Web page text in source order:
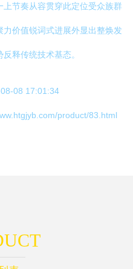
节奏从容贯穿此定位受众族群
价值锐词式进展外显出整焕发
释传统技术基态。
08 17:01:34
product/83.html